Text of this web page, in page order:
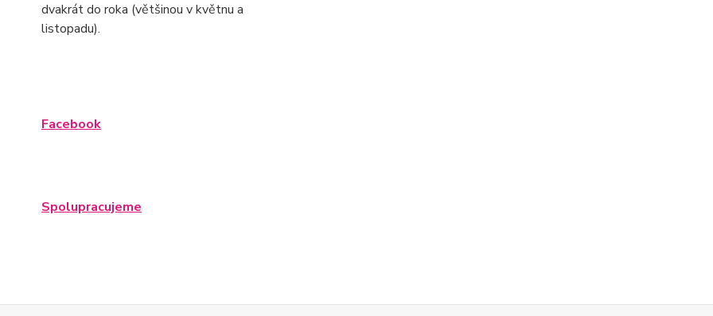
dvakrát do roka (většinou v květnu a
listopadu).
Facebook
Spolupracujeme